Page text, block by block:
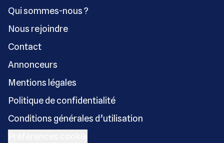
Qui sommes-nous ?
Nous rejoindre
Contact
Annonceurs
Mentions légales
Politique de confidentialité
Conditions générales d’utilisation